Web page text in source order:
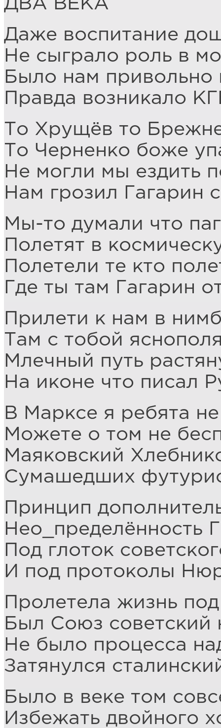
ДВА ВЕКА
Даже воспитание
Не сыграло роль в
Было нам привольно
Правда возникало
То Хрущёв то
То Черненко боже
Не могли мы ездить
Нам грозил Гагарин
Мы-то думали что
Полетят в
Полетели те кто
Где ты там Гагарин
Прилети к нам в
Там с тобой
Млечный путь
На иконе что писал
В Марксе я ребята
Можете о том не
Маяковский
Сумашедших
Принцип
Нео_пределённость
Под глоток
И под протоколы
Пролетела жизнь
Был Союз советский
Не было процесса
Затянулся
Было в веке том
Избежать двойного